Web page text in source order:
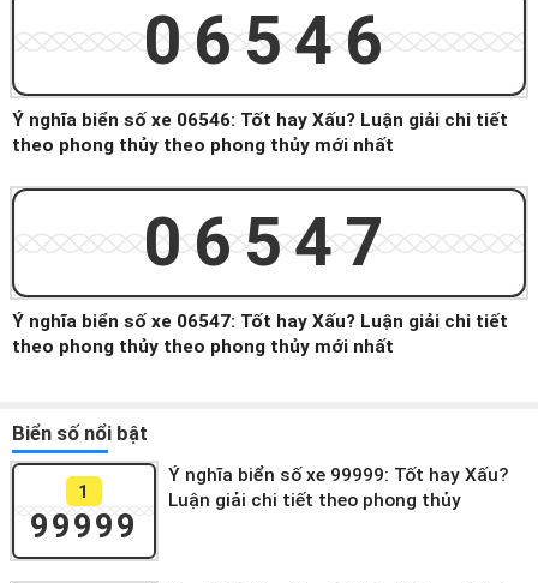
06546
Ý nghĩa biển số xe 06546: Tốt hay Xấu? Luận giải chi tiết
theo phong thủy theo phong thủy mới nhất
06547
Ý nghĩa biển số xe 06547: Tốt hay Xấu? Luận giải chi tiết
theo phong thủy theo phong thủy mới nhất
Biển số nổi bật
1
99999
Ý nghĩa biển số xe 99999: Tốt hay Xấu?
Luận giải chi tiết theo phong thủy